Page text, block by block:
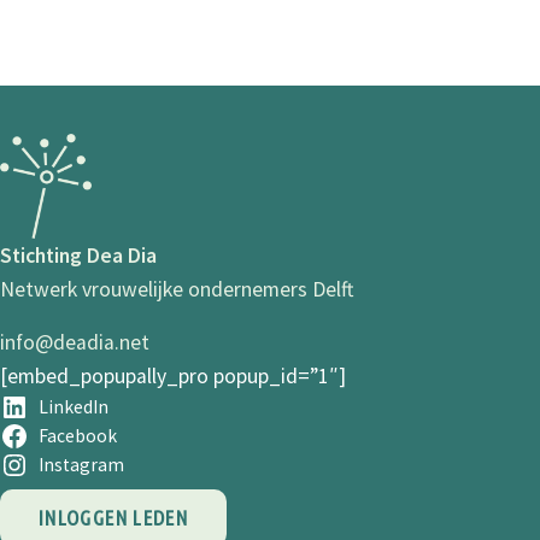
Stichting Dea Dia
Netwerk vrouwelijke ondernemers Delft
info@deadia.net
[embed_popupally_pro popup_id=”1″]
LinkedIn
Facebook
Instagram
INLOGGEN LEDEN